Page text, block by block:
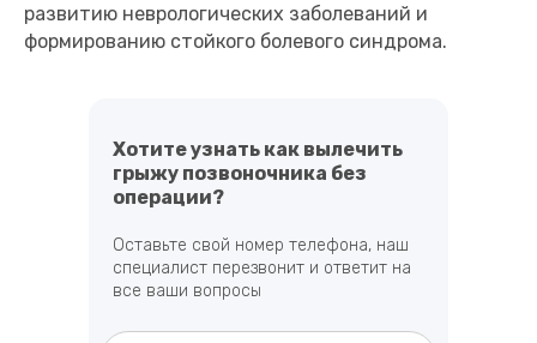
развитию неврологических заболеваний и
формированию стойкого болевого синдрома.
Оставьте свой номер телефона, наш
специалист перезвонит и ответит на
все ваши вопросы
Хотите узнать как вылечить
грыжу позвоночника без
операции?